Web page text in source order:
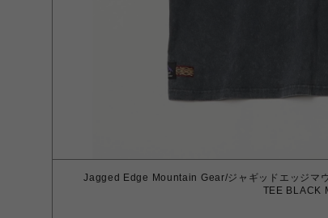
Jagged Edge Mountain Gear/ジャギッドエッジマ
TEE BLACK